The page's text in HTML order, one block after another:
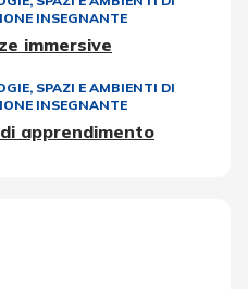
INSEGNANTE
immersive
, SPAZI E AMBIENTI DI
INSEGNANTE
apprendimento